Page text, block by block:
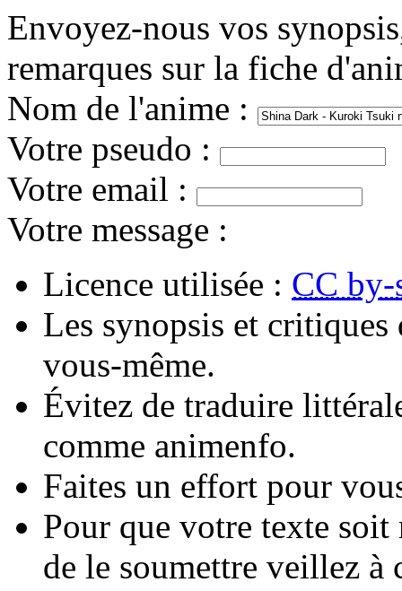
Envoyez-nous vos
remarques sur la fiche
Nom de l'anime :
Votre pseudo :
Votre email :
Votre message :
Licence utilisée : CC by-
Les synopsis et
vous-même.
Évitez de traduire
comme animenfo.
Faites un effort pour
Pour que votre texte
de le soumettre veillez à